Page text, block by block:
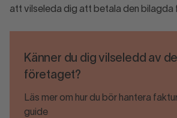
att vilseleda dig att betala den bilagda
Känner du dig vilseledd av
företaget?
Läs mer om hur du bör hantera
guide